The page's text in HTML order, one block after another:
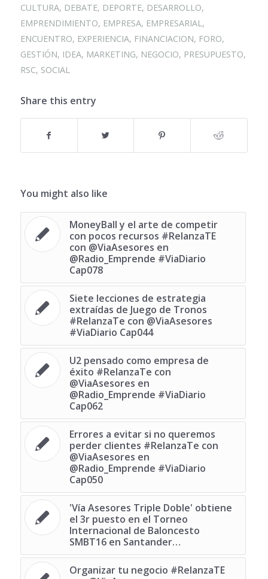
CULTURA, DEBATE, DEPORTE, DESARROLLO,
EMPRENDIMIENTO, EMPRESA, EMPRESARIAL,
ENCUENTRO, EXPERIENCIA, FINANCIACION, FORO,
GESTIÓN, IDEA, MARKETING, NEGOCIO, PRESUPUESTO,
RSC, SOCIAL
Share this entry
You might also like
MoneyBall y el arte de competir
con pocos recursos ‪#‎RelanzaTE‬
con @ViaAsesores en
@Radio_Emprende #ViaDiario
Cap078
Siete lecciones de estrategia
extraídas de Juego de Tronos
#RelanzaTe con @ViaAsesores
#ViaDiario Cap044
U2 pensado como empresa de
éxito #RelanzaTe con
@ViaAsesores en
@Radio_Emprende #ViaDiario
Cap062
Errores a evitar si no queremos
perder clientes #RelanzaTe con
@ViaAsesores en
@Radio_Emprende #ViaDiario
Cap050
'Vía Asesores Triple Doble' obtiene
el 3r puesto en el Torneo
Internacional de Baloncesto
SMBT16 en Santander…
Organizar tu negocio #RelanzaTE